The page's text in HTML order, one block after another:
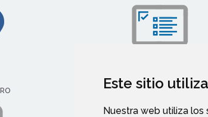
Este sitio
Nuestra web utiliza los
IMPRESOS E INSTANCIAS